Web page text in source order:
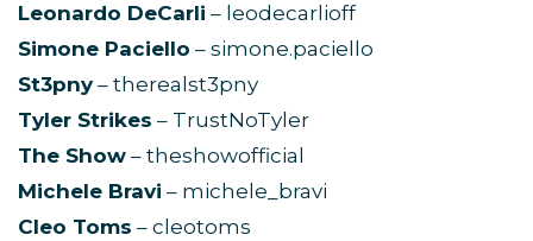
Leonardo DeCarli – leodecarlioff
Simone Paciello – simone.paciello
St3pny– therealst3pny
Tyler Strikes – TrustNoTyler
The Show – theshowofficial
Michele Bravi – michele_bravi
Cleo Toms – cleotoms